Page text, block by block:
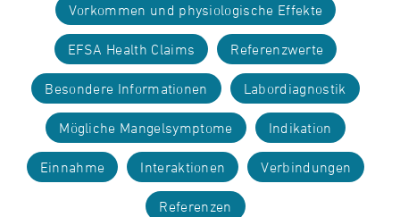
Vorkommen und physiologische Effekte
EFSA Health Claims Referenzwerte
Besondere Informationen Labordiagnostik
Mögliche Mangelsymptome Indikation
Einnahme Interaktionen Verbindungen
Referenzen